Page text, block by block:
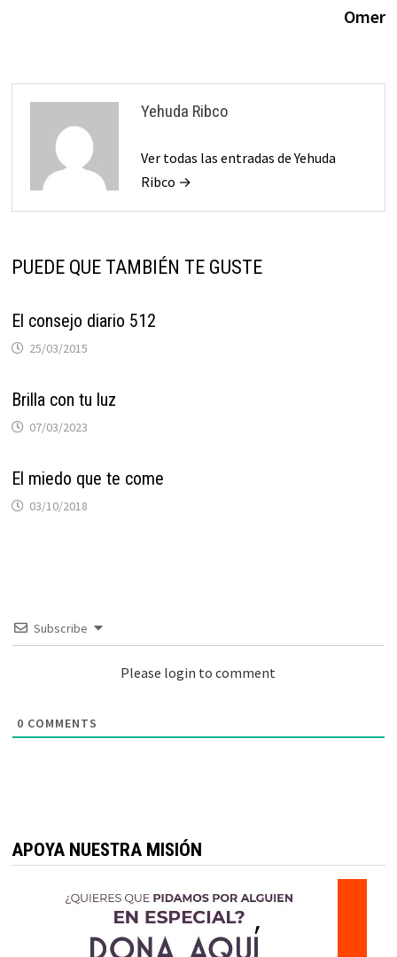
Omer
Yehuda Ribco
Ver todas las entradas de Yehuda
Ribco →
PUEDE QUE TAMBIÉN TE GUSTE
El consejo diario 512
25/03/2015
Brilla con tu luz
07/03/2023
El miedo que te come
03/10/2018
Subscribe
Please login to comment
0 COMMENTS
APOYA NUESTRA MISIÓN